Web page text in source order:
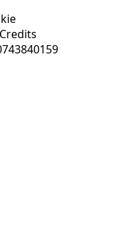
Credits